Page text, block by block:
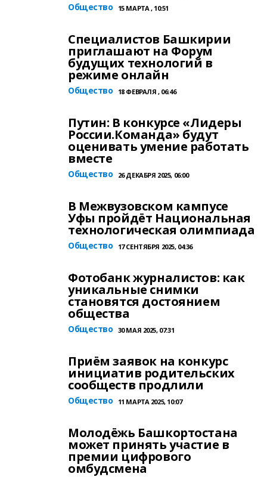
Общество 15 МАРТА , 10:51
Специалистов Башкирии
приглашают на Форум
будущих технологий в
режиме онлайн
Общество 18 ФЕВРАЛЯ , 06:46
Путин: В конкурсе «Лидеры
России.Команда» будут
оценивать умение работать
вместе
Общество 26 ДЕКАБРЯ 2025, 06:00
В Межвузовском кампусе
Уфы пройдёт Национальная
технологическая олимпиада
Общество 17 СЕНТЯБРЯ 2025, 04:36
Фотобанк журналистов: как
уникальные снимки
становятся достоянием
общества
Общество 30 МАЯ 2025, 07:31
Приём заявок на конкурс
инициатив родительских
сообществ продлили
Общество 11 МАРТА 2025, 10:07
Молодёжь Башкортостана
может принять участие в
премии цифрового
омбудсмена